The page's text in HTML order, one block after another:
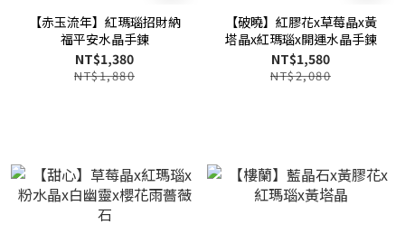
【赤玉流年】紅瑪瑙招財納
福平安水晶手鍊
NT$1,380
NT$1,880
【破曉】紅膠花x草莓晶x黃
塔晶x紅瑪瑙x開運水晶手鍊
NT$1,580
NT$2,080